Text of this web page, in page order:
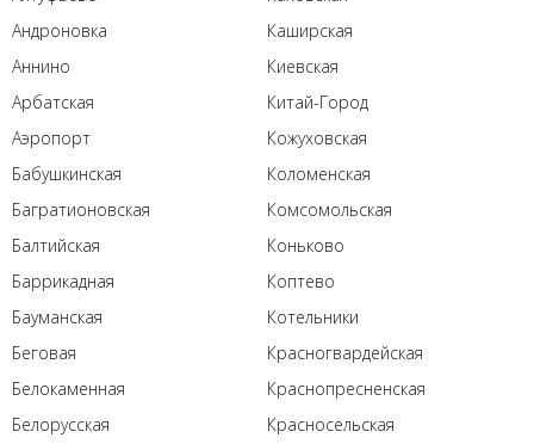
Андроновка
Аннино
Арбатская
Аэропорт
Бабушкинская
Багратионовская
Балтийская
Баррикадная
Бауманская
Беговая
Белокаменная
Белорусская
Каширская
Киевская
Китай-Город
Кожуховская
Коломенская
Комсомольская
Коньково
Коптево
Котельники
Красногвардейская
Краснопресненская
Красносельская